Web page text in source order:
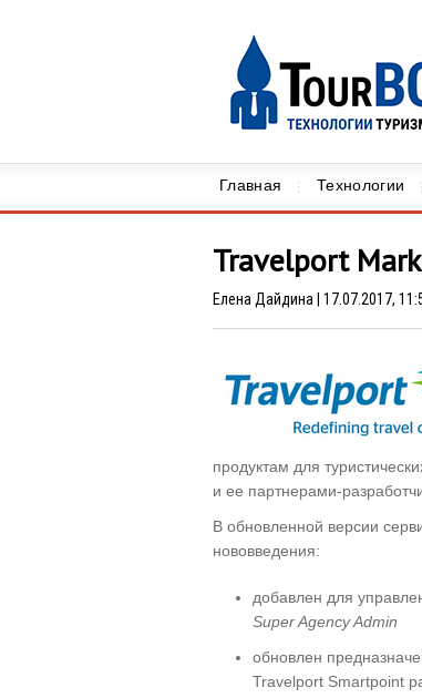
Главная Технологии
Travelport
Елена Дайдина | 17.07.2017,
продуктам для
и ее партнерами-
В обновленной версии
нововведения:
добавлен для
SuperAgencyAdmin
обновлен
Travelport Smartpoint